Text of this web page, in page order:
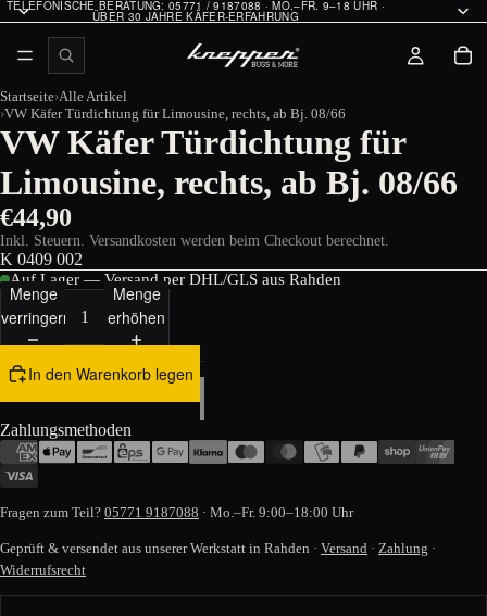
TELEFONISCHE BERATUNG: 05771 / 9187088 · MO.–FR. 9–18 UHR ·
ÜBER 30 JAHRE KÄFER-ERFAHRUNG
Startseite Alle Artikel
VW Käfer Türdichtung für Limousine, rechts, ab Bj. 08/66
VW Käfer Türdichtung für
Limousine, rechts, ab Bj. 08/66
€44,90
Inkl. Steuern. Versandkosten werden beim Checkout berechnet.
K 0409 002
Auf Lager — Versand per DHL/GLS aus Rahden
Menge
verringern
Menge
erhöhen
In den Warenkorb legen
Zahlungsmethoden
Fragen zum Teil? 05771 9187088 · Mo.–Fr. 9:00–18:00 Uhr
Geprüft & versendet aus unserer Werkstatt in Rahden · Versand · Zahlung ·
Widerrufsrecht